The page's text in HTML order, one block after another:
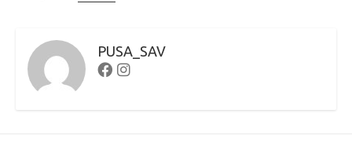
PUSA_SAV
FacebookInstagram